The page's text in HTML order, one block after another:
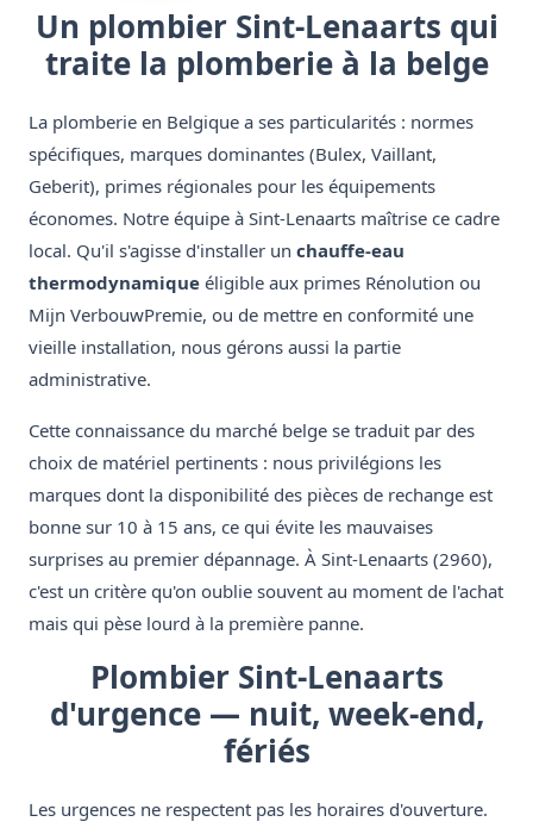
Un plombier Sint-Lenaarts qui
traite la plomberie à la belge
La plomberie en Belgique a ses particularités : normes
spécifiques, marques dominantes (Bulex, Vaillant,
Geberit), primes régionales pour les équipements
économes. Notre équipe à Sint-Lenaarts maîtrise ce cadre
local. Qu'il s'agisse d'installer un chauffe-eau
thermodynamique éligible aux primes Rénolution ou
Mijn VerbouwPremie, ou de mettre en conformité une
vieille installation, nous gérons aussi la partie
administrative.
Cette connaissance du marché belge se traduit par des
choix de matériel pertinents : nous privilégions les
marques dont la disponibilité des pièces de rechange est
bonne sur 10 à 15 ans, ce qui évite les mauvaises
surprises au premier dépannage. À Sint-Lenaarts (2960),
c'est un critère qu'on oublie souvent au moment de l'achat
mais qui pèse lourd à la première panne.
Plombier Sint-Lenaarts
d'urgence — nuit, week-end,
fériés
Les urgences ne respectent pas les horaires d'ouverture.